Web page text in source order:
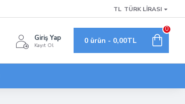
TL TÜRK LIRASI
Giriş Yap
Kayıt Ol 0 ürün - 0,00TL
0